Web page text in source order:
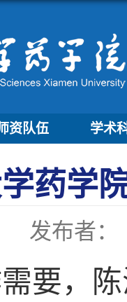
资队伍 学术
药学
发布者：
要，